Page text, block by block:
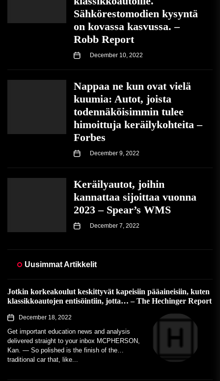
Sähkörestomodien kysyntä
on kovassa kasvussa. –
Robb Report
December 10, 2022
Nappaa ne kun ovat vielä
kuumia: Autot, joista
todennäköisimmin tulee
himoittuja keräilykohteita –
Forbes
December 9, 2022
Keräilyautot, joihin
kannattaa sijoittaa vuonna
2023 – Spear’s WMS
December 7, 2022
Uusimmat Artikkelit
Jotkin korkeakoulut keskittyvät kapeisiin pääaineisiin, kuten
klassikkoautojen entisöintiin, jotta… – The Hechinger Report
December 18, 2022
Get important education news and analysis
delivered straight to your inbox MCPHERSON,
Kan. — So polished is the finish of the
traditional car that, like...